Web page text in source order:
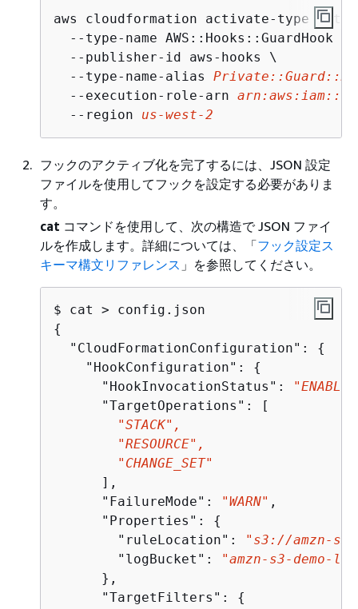
aws cloudformation activate-type --
  --type-name AWS::Hooks::GuardHook \
  --publisher-id aws-hooks \
  --type-name-alias
  --execution-role-arn
  --region
us-west-2
フックのアクティブ化を完了するには、JSON 設定
ファイルを使用してフックを設定する必要がありま
す。
cat コマンドを使用して、次の構造で JSON ファイ
ルを作成します。詳細については、「フック設定ス
キーマ構文リファレンス 」を参照してください。
{
  "CloudFormationConfiguration":
{
    "HookConfiguration":
{
      "HookInvocationStatus":
      "TargetOperations": [
"STACK",
        "RESOURCE",
        "CHANGE_SET"
      ],
      "FailureMode":
"WARN" ,
      "Properties":
{
        "ruleLocation":
"s3://amzn-s3-
        "logBucket":
"amzn-s3-demo-
      },
      "TargetFilters":
{